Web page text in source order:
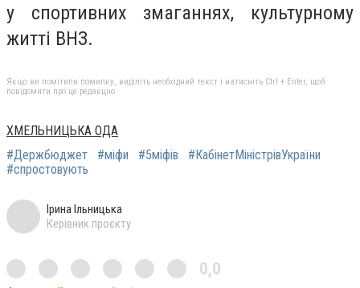
у спортивних змаганнях, культурному
житті ВНЗ.
Якщо ви помітили помилку, виділіть необхідний текст і натисніть Ctrl + Enter, щоб
повідомити про це редакцію
ХМЕЛЬНИЦЬКА ОДА
#Держбюджет
#міфи #5міфів
#КабінетМіністрівУкраїни
#спростовують
Ірина Ільницька
Керівник проєкту
0,0